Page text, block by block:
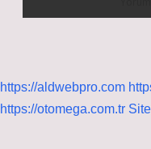
https://aldwebpro.com
https://otomega.com.tr